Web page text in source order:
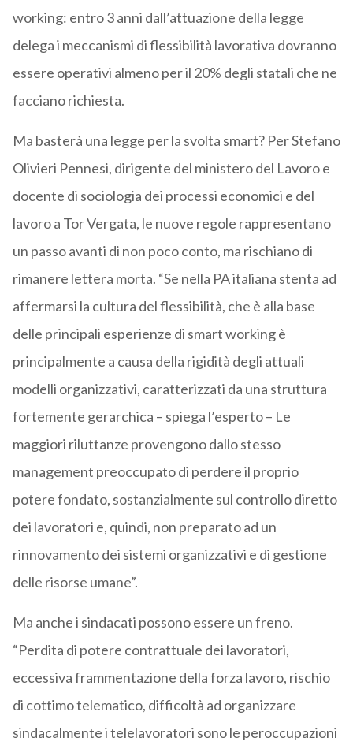
working: entro 3 anni dall’attuazione della legge
delega i meccanismi di flessibilità lavorativa dovranno
essere operativi almeno per il 20% degli statali che ne
facciano richiesta.
Ma basterà una legge per la svolta smart? Per Stefano
Olivieri Pennesi, dirigente del ministero del Lavoro e
docente di sociologia dei processi economici e del
lavoro a Tor Vergata, le nuove regole rappresentano
un passo avanti di non poco conto, ma rischiano di
rimanere lettera morta. “Se nella PA italiana stenta ad
affermarsi la cultura del flessibilità, che è alla base
delle principali esperienze di smart working è
principalmente a causa della rigidità degli attuali
modelli organizzativi, caratterizzati da una struttura
fortemente gerarchica – spiega l’esperto – Le
maggiori riluttanze provengono dallo stesso
management preoccupato di perdere il proprio
potere fondato, sostanzialmente sul controllo diretto
dei lavoratori e, quindi, non preparato ad un
rinnovamento dei sistemi organizzativi e di gestione
delle risorse umane”.
Ma anche i sindacati possono essere un freno.
“Perdita di potere contrattuale dei lavoratori,
eccessiva frammentazione della forza lavoro, rischio
di cottimo telematico, difficoltà ad organizzare
sindacalmente i telelavoratori sono le peroccupazioni